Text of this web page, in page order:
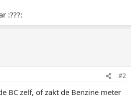
:???:
#2
BC zelf, of zakt de Benzine meter